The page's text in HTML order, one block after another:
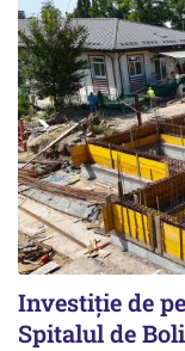
Investiție de
Spitalul de